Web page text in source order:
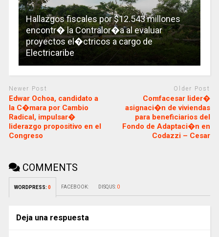
Hallazgos fiscales por $12.543 millones
encontr� la Contralor�a al evaluar
proyectos el�ctricos a cargo de
Electricaribe
Newer Post
Edwar Ochoa, candidato a
la C�mara por Cambio
Radical, impulsar�
liderazgo propositivo en el
Congreso
Older Post
Comfacesar lider�
asignaci�n de viviendas
para beneficiarios del
Fondo de Adaptaci�n en
Codazzi – Cesar
COMMENTS
WORDPRESS: 0 FACEBOOK: DISQUS: 0
Deja una respuesta